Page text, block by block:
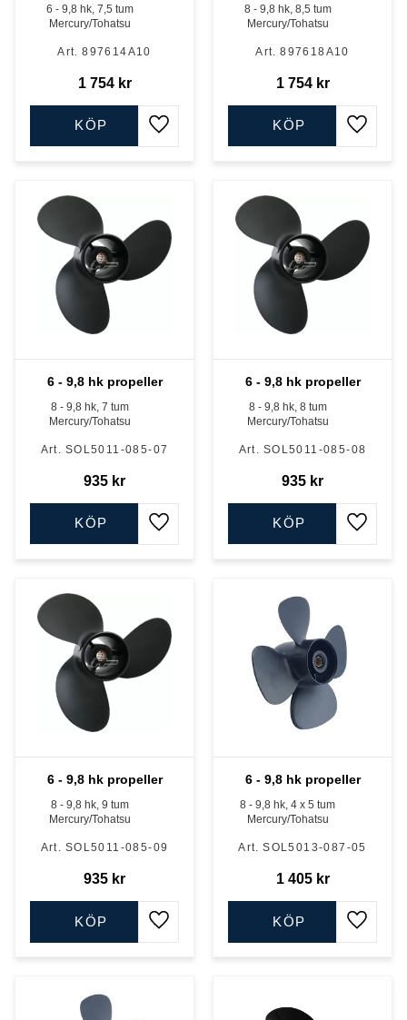
6 - 9,8 hk, 7,5 tum
Mercury/Tohatsu
897614A10
1 754kr
Lägg till i favoriter
KÖP
8 - 9,8 hk, 8,5 tum
Mercury/Tohatsu
897618A10
1 754kr
Lägg
KÖP
6 - 9,8 hk propeller
8 - 9,8 hk, 7 tum
Mercury/Tohatsu
SOL5011-085-07
935 kr
Lägg till i favoriter
KÖP
6 - 9,8 hk propeller
8 - 9,8 hk, 8 tum
Mercury/Tohatsu
SOL5011-085-08
935 kr
Lägg
KÖP
6 - 9,8 hk propeller
8 - 9,8 hk, 9 tum
Mercury/Tohatsu
SOL5011-085-09
935 kr
Lägg till i favoriter
KÖP
6 - 9,8 hk propeller
8 - 9,8 hk, 4 x 5 tum
Mercury/Tohatsu
SOL5013-087-05
1 405kr
Lägg
KÖP